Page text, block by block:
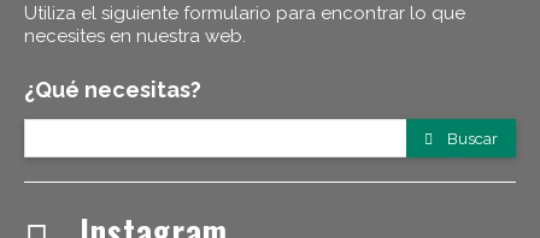
Utiliza el siguiente formulario para encontrar lo que
necesites en nuestra web.
¿Qué necesitas?
Buscar